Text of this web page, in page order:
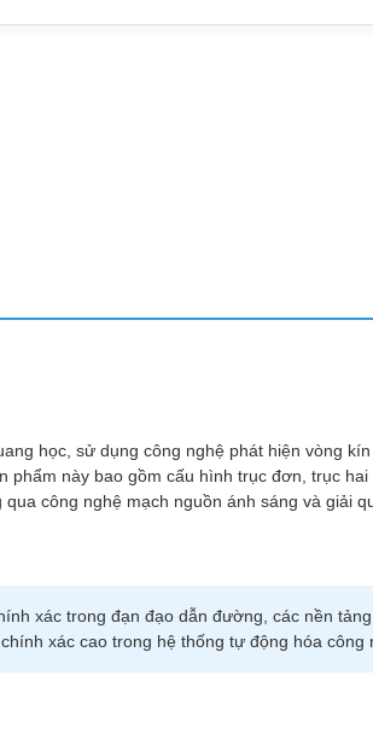
học, sử dụng công nghệ phát hiện vòng
này bao gồm cấu hình trục đơn, trục
công nghệ mạch nguồn ánh sáng và giải
xác trong đạn đạo dẫn đường, các nền
xác cao trong hệ thống tự động hóa công